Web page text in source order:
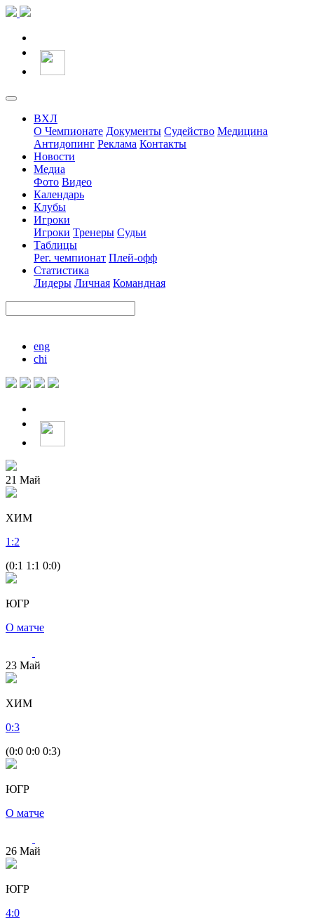
ВХЛ
О Чемпионате Документы Судейство Медицина
Антидопинг Реклама Контакты
Новости
Медиа
Фото Видео
Календарь
Клубы
Игроки
Игроки Тренеры Судьи
Таблицы
Рег. чемпионат Плей-офф
Статистика
Лидеры Личная Командная
eng
chi
21 Май
ХИМ
1 :2
(0:1 1:1 0:0)
ЮГР
О матче
23 Май
ХИМ
0:3
(0:0 0:0 0:3)
ЮГР
О матче
26 Май
ЮГР
4:0